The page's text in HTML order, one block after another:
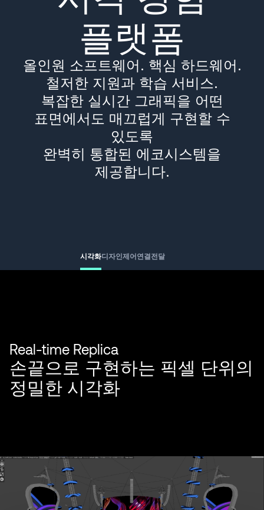
플랫폼
올인원 소프트웨어. 핵심 하드웨어.
철저한 지원과 학습 서비스.
복잡한 실시간 그래픽을 어떤
표면에서도 매끄럽게 구현할 수
있도록
완벽히 통합된 에코시스템을
제공합니다.
시각화디자인제어연결전달
Real-time Replica
손끝으로 구현하는 픽셀 단위의
정밀한 시각화